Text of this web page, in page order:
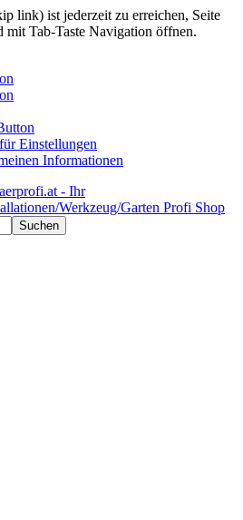
link) ist jederzeit zu erreichen, Seite
mit Tab-Taste Navigation öffnen.
Einstellungen
Informationen
Suchen